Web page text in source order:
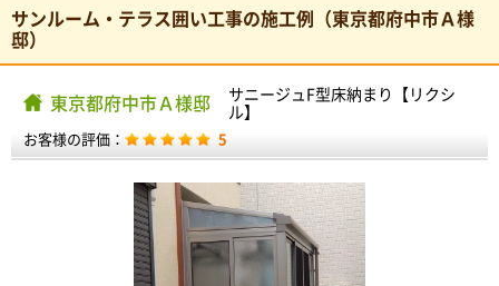
サンルーム・テラス囲い工事の施工例（東京都府中市Ａ様
邸）
東京都府中市Ａ様邸
サニージュF型床納まり【リクシ
ル】
お客様の評価： 5